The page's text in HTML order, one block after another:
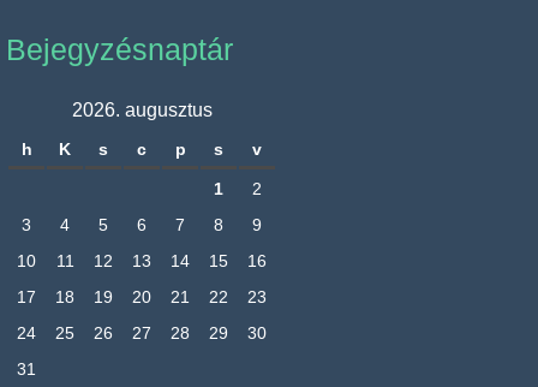
Bejegyzésnaptár
2026. augusztus
h K s c p s v
1
2
3
4 5 6 7 8
9
10
11 12 13 14 15
16
17
18 19 20 21 22
23
24
25 26 27 28 29
30
31